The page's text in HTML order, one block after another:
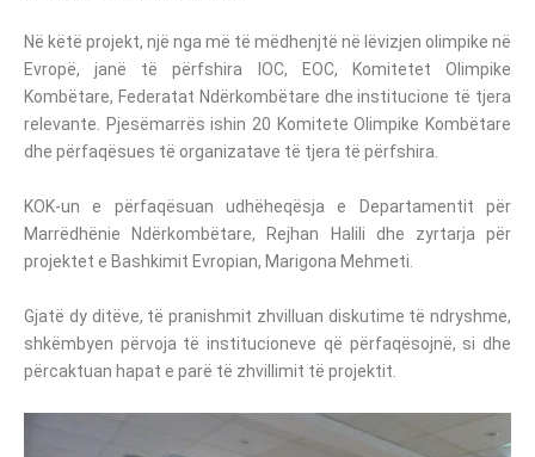
Në këtë projekt, një nga më të mëdhenjtë në lëvizjen olimpike në
Evropë, janë të përfshira IOC, EOC, Komitetet Olimpike
Kombëtare, Federatat Ndërkombëtare dhe institucione të tjera
relevante. Pjesëmarrës ishin 20 Komitete Olimpike Kombëtare
dhe përfaqësues të organizatave të tjera të përfshira.
KOK-un e përfaqësuan udhëheqësja e Departamentit për
Marrëdhënie Ndërkombëtare, Rejhan Halili dhe zyrtarja për
projektet e Bashkimit Evropian, Marigona Mehmeti.
Gjatë dy ditëve, të pranishmit zhvilluan diskutime të ndryshme,
shkëmbyen përvoja të institucioneve që përfaqësojnë, si dhe
përcaktuan hapat e parë të zhvillimit të projektit.